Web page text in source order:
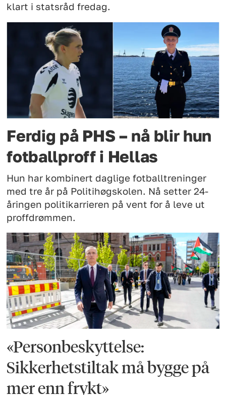
klart i statsråd fredag.
Ferdig på PHS – nå blir hun
fotballproff i Hellas
Hun har kombinert daglige fotballtreninger
med tre år på Politihøgskolen. Nå setter 24-
åringen politikarrieren på vent for å leve ut
proffdrømmen.
«Personbeskyttelse:
Sikkerhetstiltak må bygge på
mer enn frykt»